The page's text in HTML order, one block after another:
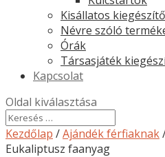
Kisállatos
Névre szóló
Órák
Társasjáték
Kapcsolat
Oldal kiválasztása
Kezdőlap /Ajándék férfiaknak
Eukaliptusz faanyag